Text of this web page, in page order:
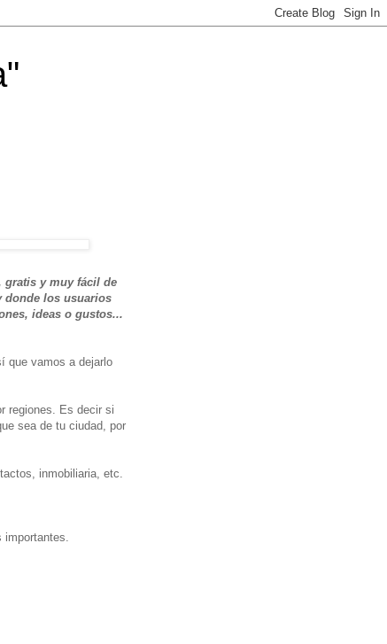
gratis y muy fácil de
donde los usuarios
ideas o gustos...
que vamos a dejarlo
regiones. Es decir si
sea de tu ciudad, por
inmobiliaria, etc.